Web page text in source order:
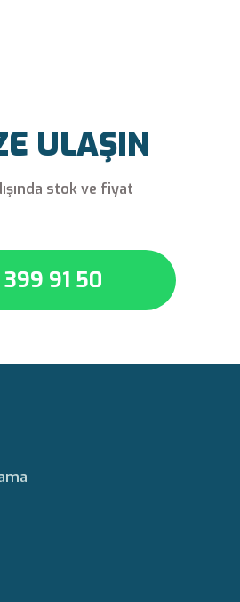
ULAŞIN
stok ve fiyat
91 50